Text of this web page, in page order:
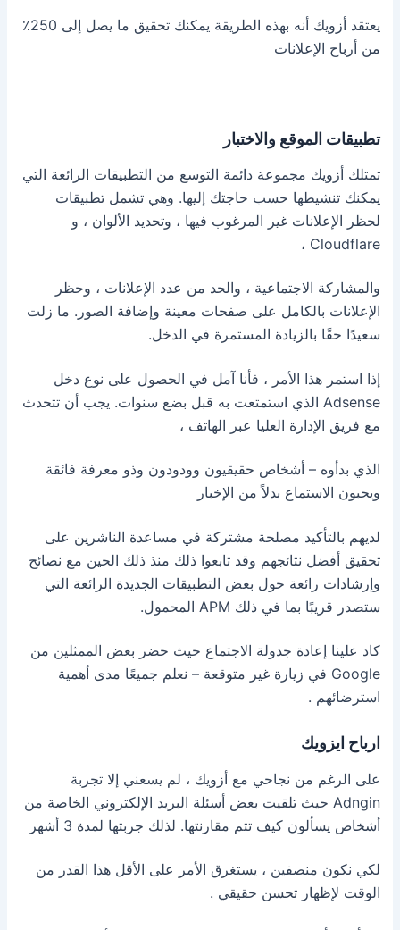
يعتقد أزويك أنه بهذه الطريقة يمكنك تحقيق ما يصل إلى 250٪
من أرباح الإعلانات
تطبيقات الموقع والاختبار
تمتلك أزويك مجموعة دائمة التوسع من التطبيقات الرائعة التي
يمكنك تنشيطها حسب حاجتك إليها. وهي تشمل تطبيقات
لحظر الإعلانات غير المرغوب فيها ، وتحديد الألوان ، و
Cloudflare ،
والمشاركة الاجتماعية ، والحد من عدد الإعلانات ، وحظر
الإعلانات بالكامل على صفحات معينة وإضافة الصور. ما زلت
سعيدًا حقًا بالزيادة المستمرة في الدخل.
إذا استمر هذا الأمر ، فأنا آمل في الحصول على نوع دخل
Adsense الذي استمتعت به قبل بضع سنوات. يجب أن تتحدث
مع فريق الإدارة العليا عبر الهاتف ،
الذي بدأوه – أشخاص حقيقيون وودودون وذو معرفة فائقة
ويحبون الاستماع بدلاً من الإخبار
لديهم بالتأكيد مصلحة مشتركة في مساعدة الناشرين على
تحقيق أفضل نتائجهم وقد تابعوا ذلك منذ ذلك الحين مع نصائح
وإرشادات رائعة حول بعض التطبيقات الجديدة الرائعة التي
ستصدر قريبًا بما في ذلك APM المحمول.
كاد علينا إعادة جدولة الاجتماع حيث حضر بعض الممثلين من
Google في زيارة غير متوقعة – نعلم جميعًا مدى أهمية
استرضائهم .
ارباح ايزويك
على الرغم من نجاحي مع أزويك ، لم يسعني إلا تجربة
Adngin حيث تلقيت بعض أسئلة البريد الإلكتروني الخاصة من
أشخاص يسألون كيف تتم مقارنتها. لذلك جربتها لمدة 3 أشهر
لكي نكون منصفين ، يستغرق الأمر على الأقل هذا القدر من
الوقت لإظهار تحسن حقيقي .